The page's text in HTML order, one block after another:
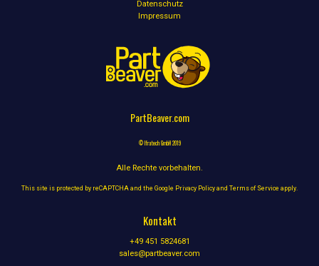
Datenschutz
Impressum
PartBeaver.com
© Ifratech GmbH 2019
Alle Rechte vorbehalten.
This site is protected by reCAPTCHA and the Google Privacy Policy and Terms of Service apply.
Kontakt
+49 451 5824681
sales@partbeaver.com